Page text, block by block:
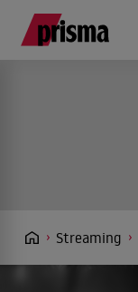
Streaming